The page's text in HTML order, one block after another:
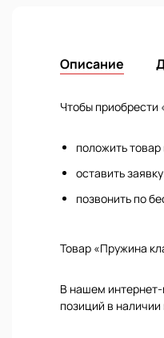
Описание
Чтобы приобрести
положить товар
оставить
позвонить по
Товар «Пружина
В нашем интернет-
позиций в